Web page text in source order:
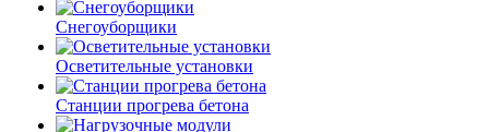
Снегоуборщики
Осветительные установки
Станции прогрева бетона